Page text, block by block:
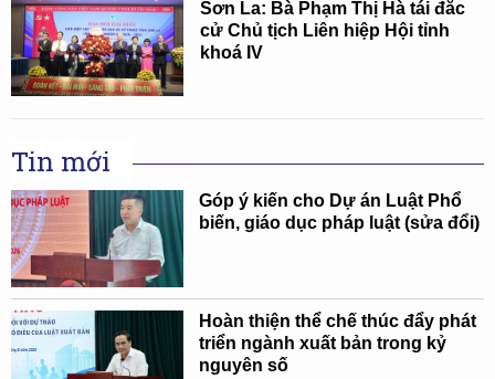
Sơn La: Bà Phạm Thị Hà tái đắc
cử Chủ tịch Liên hiệp Hội tỉnh
khoá IV
Tin mới
Góp ý kiến cho Dự án Luật Phổ
biến, giáo dục pháp luật (sửa đổi)
Hoàn thiện thể chế thúc đẩy phát
triển ngành xuất bản trong kỷ
nguyên số